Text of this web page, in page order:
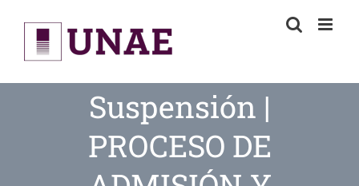
content
Suspensión |
PROCESO DE